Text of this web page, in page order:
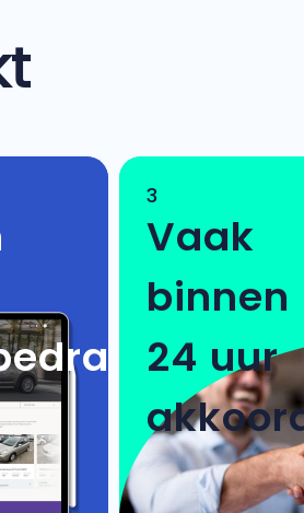
3
Vaak
binnen
24 uur